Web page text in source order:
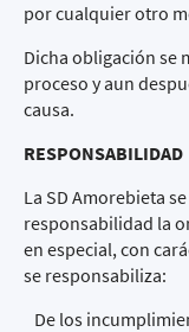
por cualquier otro
Dicha obligación se
proceso y aun
causa.
RESPONSABILIDAD
La SD Amorebieta
responsabilidad la
en especial, con
se responsabiliza:
De los